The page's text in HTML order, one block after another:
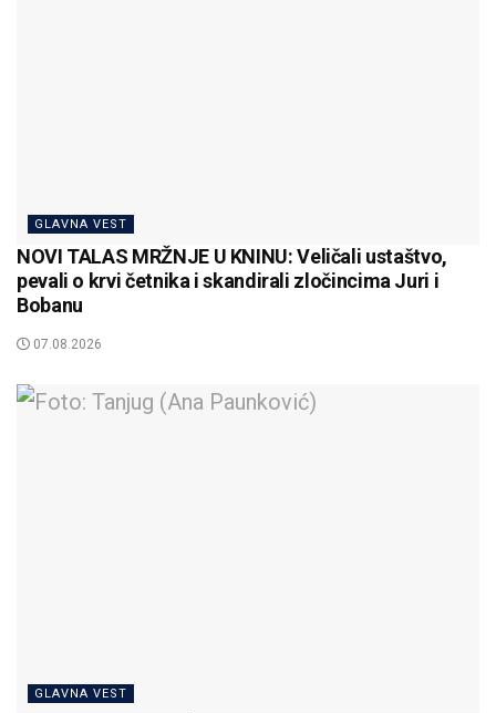
GLAVNA VEST
NOVI TALAS MRŽNJE U KNINU: Veličali ustaštvo,
pevali o krvi četnika i skandirali zločincima Juri i
Bobanu
07.08.2026
GLAVNA VEST